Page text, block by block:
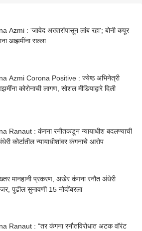
Azmi : 'जावेद अख्तरांपासून लांब रहा'; बोनी कपूर
आझमींना सल्ला
Azmi Corona Positive : ज्येष्ठ अभिनेत्री
कोरोनाची लागण, सोशल मीडियाद्वारे दिली
Ranaut : कंगना रनौतकडून न्यायाधीश बदलण्याची
कोर्टातील न्यायाधीशांवर कंगनाचे आरोप
मानहानी प्रकरण, अखेर कंगना रनौत अंधेरी
पुढील सुनावणी 15 नोव्हेंबरला
Ranaut : "तर कंगना रनौतविरोधात अटक वॉरंट